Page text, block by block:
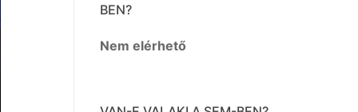
BEN?
Nem elérhető